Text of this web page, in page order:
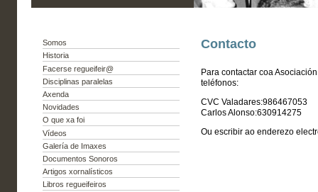
Somos
Historia
Facerse regueifeir@
Disciplinas paralelas
Axenda
Novidades
O que xa foi
Vídeos
Galería de Imaxes
Documentos Sonoros
Artigos xornalísticos
Libros regueifeiros
Contacto
Para contactar coa
teléfonos:
CVC Valadares:986467053
Carlos Alonso:630914275
Ou escribir ao enderezo